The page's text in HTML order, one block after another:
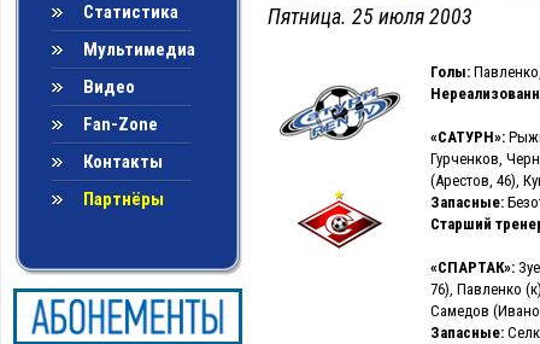
Статистика
Мультимедиа
Видео
Fan-Zone
Контакты
Партнёры
Пятница. 25 июля 2003
Голы:
«САТУРН»:
Гурченков,
(Арестов, 46),
Запасные:
Старший
«СПАРТАК»:
76), Павленко
Самедов
Запасные: